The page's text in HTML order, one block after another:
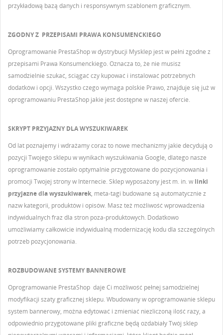
przykładową bazą danych i responsywnym szablonem graficznym.
ZGODNY Z PRZEPISAMI PRAWA KONSUMENCKIEGO
Oprogramowanie PrestaShop w dystrybucji Mysklep jest w pełni zgodne z
przepisami Prawa Konsumenckiego. Oznacza to, że nie musisz
samodzielnie szukać, ściągać czy kupować i instalować potrzebnych
dodatków i opcji. Wszystko czego wymaga polskie Prawo, znajduje się już w
oprogramowaniu PrestaShop jakie jest dostępne w naszej ofercie.
SKRYPT PRZYJAZNY DLA WYSZUKIWAREK
Od lat poznajemy i wdrażamy coraz to nowe mechanizmy jakie decydują o
pozycji Twojego sklepu w wynikach wyszukiwania Google, dlatego nasze
oprogramowanie zostało optymalnie przygotowane do pozycjonowania i
promocji Twojej strony w Internecie. Sklep wyposażony jest m. in. w linki
przyjazne dla wyszukiwarek, meta-tagi budowane są automatycznie z
nazw kategorii, produktów i opisów. Masz też możliwość wprowadzenia
indywidualnych fraz dla stron poza-produktowych. Dodatkowo
umożliwiamy całkowicie indywidualną modernizację kodu dla szczególnych
potrzeb pozycjonowania.
ROZBUDOWANE SYSTEMY BANNEROWE
Oprogramowanie PrestaShop daje Ci możliwość pełnej samodzielnej
modyfikacji szaty graficznej sklepu. Wbudowany w oprogramowanie sklepu
system bannerowy, można edytować i zmieniać niezliczoną ilość razy, a
odpowiednio przygotowane pliki graficzne będą ozdabiały Twój sklep